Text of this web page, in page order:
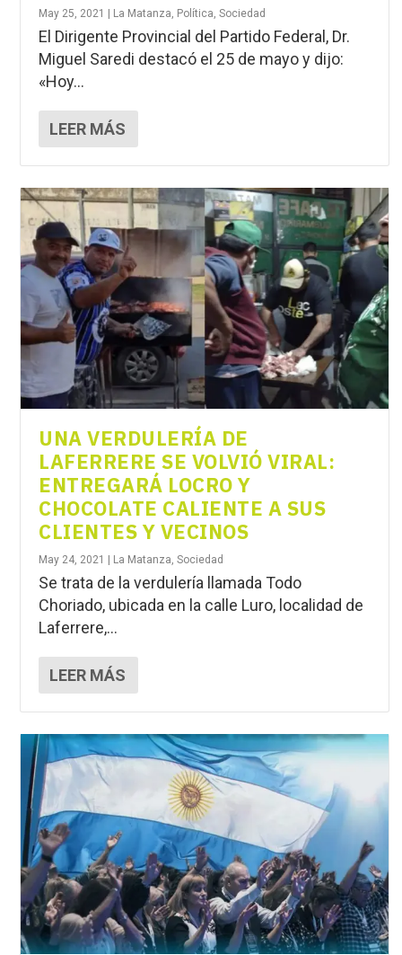
May 25, 2021 La Matanza, Política,Sociedad
El Dirigente Provincial del Partido Federal, Dr.
Miguel Saredi destacó el 25 de mayo y dijo:
«Hoy...
LEER MÁS
UNA VERDULERÍA DE
LAFERRERE SE VOLVIÓ VIRAL:
ENTREGARÁ LOCRO Y
CHOCOLATE CALIENTE A SUS
CLIENTES Y VECINOS
May 24, 2021 | La Matanza ,Sociedad
Se trata de la verdulería llamada Todo
Choriado, ubicada en la calle Luro, localidad de
Laferrere,...
LEER MÁS